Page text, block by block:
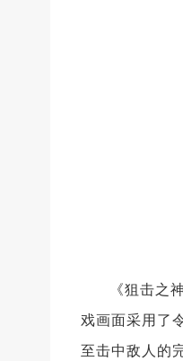
《狙击之
戏画面采用了
至击中敌人的